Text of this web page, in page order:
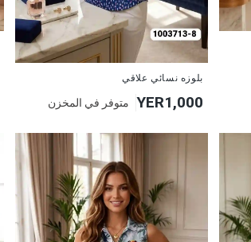
بلوزه نسائي علاقي
YER1,000 متوفر في المخزن